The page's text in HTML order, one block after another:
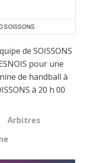
SOISSONS
de SOISSONS
pour une
de handball à
à 20 h 00
Arbitres